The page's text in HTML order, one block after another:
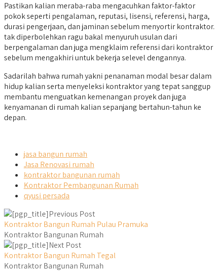
Pastikan kalian meraba-raba mengacuhkan faktor-faktor
pokok seperti pengalaman, reputasi, lisensi, referensi, harga,
durasi pengerjaan, dan jaminan sebelum menyortir kontraktor.
tak diperbolehkan ragu bakal menyuruh usulan dari
berpengalaman dan juga mengklaim referensi dari kontraktor
sebelum mengakhiri untuk bekerja selevel dengannya.
Sadarilah bahwa rumah yakni penanaman modal besar dalam
hidup kalian serta menyeleksi kontraktor yang tepat sanggup
membantu menguatkan kemenangan proyek dan juga
kenyamanan di rumah kalian sepanjang bertahun-tahun ke
depan.
jasa bangun rumah
Jasa Renovasi rumah
kontraktor bangunan rumah
Kontraktor Pembangunan Rumah
qyusi persada
Previous Post
Kontraktor Bangun Rumah Pulau Pramuka
Kontraktor Bangunan Rumah
Next Post
Kontraktor Bangun Rumah Tegal
Kontraktor Bangunan Rumah